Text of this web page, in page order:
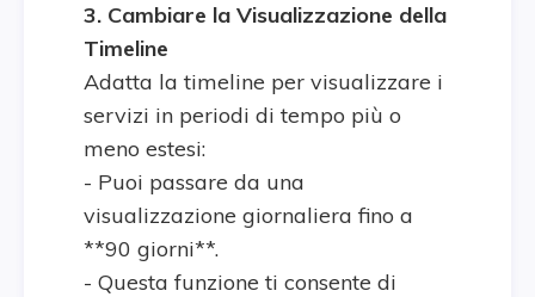
3. Cambiare la Visualizzazione della
Timeline
Adatta la timeline per visualizzare i
servizi in periodi di tempo più o
meno estesi:
- Puoi passare da una
visualizzazione giornaliera fino a
**90 giorni**.
- Questa funzione ti consente di